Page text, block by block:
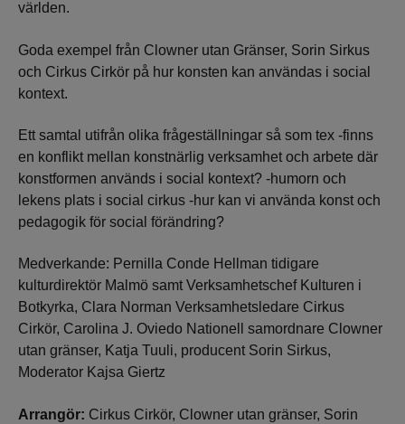
världen.
Goda exempel från Clowner utan Gränser, Sorin Sirkus
och Cirkus Cirkör på hur konsten kan användas i social
kontext.
Ett samtal utifrån olika frågeställningar så som tex -finns
en konflikt mellan konstnärlig verksamhet och arbete där
konstformen används i social kontext? -humorn och
lekens plats i social cirkus -hur kan vi använda konst och
pedagogik för social förändring?
Medverkande: Pernilla Conde Hellman tidigare
kulturdirektör Malmö samt Verksamhetschef Kulturen i
Botkyrka, Clara Norman Verksamhetsledare Cirkus
Cirkör, Carolina J. Oviedo Nationell samordnare Clowner
utan gränser, Katja Tuuli, producent Sorin Sirkus,
Moderator Kajsa Giertz
Arrangör: Cirkus Cirkör, Clowner utan gränser, Sorin